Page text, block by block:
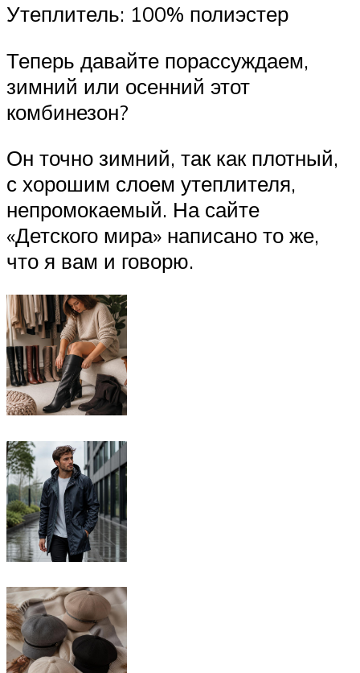
Утеплитель: 100% полиэстер
Теперь давайте порассуждаем,
зимний или осенний этот
комбинезон?
Он точно зимний, так как плотный,
с хорошим слоем утеплителя,
непромокаемый. На сайте
«Детского мира» написано то же,
что я вам и говорю.